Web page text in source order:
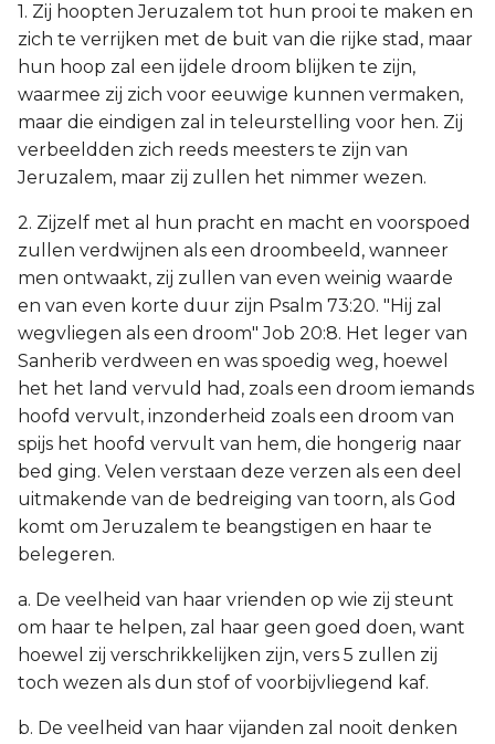
1. Zij hoopten Jeruzalem tot hun prooi te maken en
zich te verrijken met de buit van die rijke stad, maar
hun hoop zal een ijdele droom blijken te zijn,
waarmee zij zich voor eeuwige kunnen vermaken,
maar die eindigen zal in teleurstelling voor hen. Zij
verbeeldden zich reeds meesters te zijn van
Jeruzalem, maar zij zullen het nimmer wezen.
2. Zijzelf met al hun pracht en macht en voorspoed
zullen verdwijnen als een droombeeld, wanneer
men ontwaakt, zij zullen van even weinig waarde
en van even korte duur zijn Psalm 73:20. "Hij zal
wegvliegen als een droom" Job 20:8. Het leger van
Sanherib verdween en was spoedig weg, hoewel
het het land vervuld had, zoals een droom iemands
hoofd vervult, inzonderheid zoals een droom van
spijs het hoofd vervult van hem, die hongerig naar
bed ging. Velen verstaan deze verzen als een deel
uitmakende van de bedreiging van toorn, als God
komt om Jeruzalem te beangstigen en haar te
belegeren.
a. De veelheid van haar vrienden op wie zij steunt
om haar te helpen, zal haar geen goed doen, want
hoewel zij verschrikkelijken zijn, vers 5 zullen zij
toch wezen als dun stof of voorbijvliegend kaf.
b. De veelheid van haar vijanden zal nooit denken